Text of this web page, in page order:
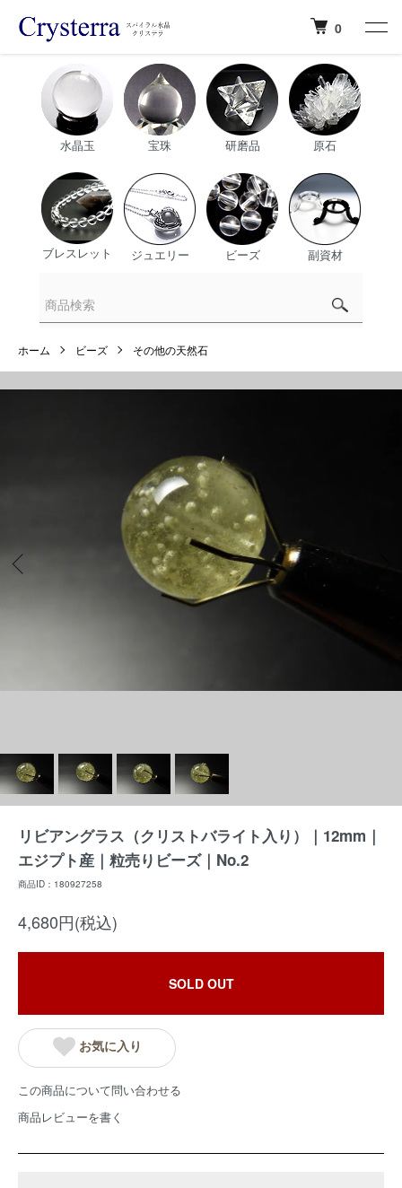
0
水晶玉 宝珠 研磨品 原石
ブレスレット ジュエリー ビーズ 副資材
ホーム ビーズ その他の天然石
リビアングラス（クリストバライト入り）｜12mm｜
エジプト産｜粒売りビーズ｜No.2
商品ID：180927258
4,680円(税込)
SOLD OUT
お気に入り
この商品について問い合わせる
商品レビューを書く